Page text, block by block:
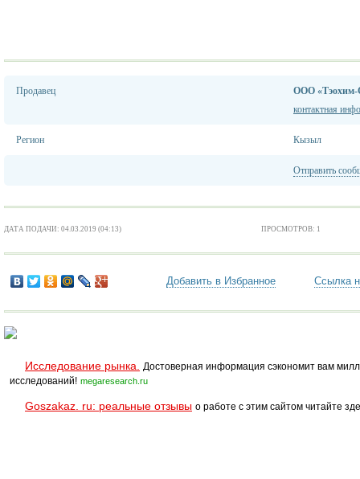
Продавец
ООО «Тэохим-
контактная
Регион Кызыл
Отправить
ДАТА ПОДАЧИ: 04.03.2019 (04:13) ПРОСМОТРОВ: 1
Добавить в Избранное Ссылка
Исследование рынка.
Достоверная информация сэкономит вам
исследований! megaresearch.ru
Goszakaz. ru: реальные отзывы о работе с этим сайтом читайте